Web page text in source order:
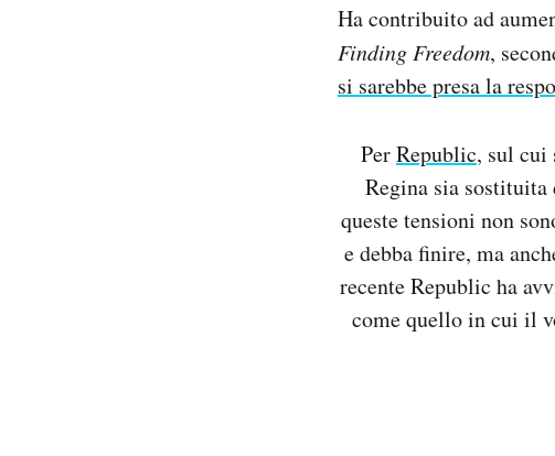
Ha contribuito ad
Finding Freedom,
si sarebbe presa la
PerRepublic, sul cui
Regina sia sostituita
queste tensioni non
e debba finire, ma
recente Republic ha
come quello in cui il